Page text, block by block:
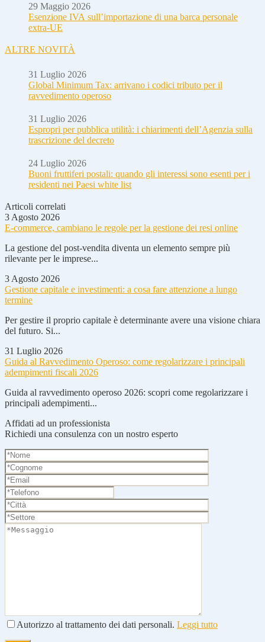
29 Maggio 2026
Esenzione IVA sull’importazione di una barca personale
extra-UE
ALTRE NOVITÀ
31 Luglio 2026
Global Minimum Tax: arrivano i codici tributo per il
ravvedimento operoso
31 Luglio 2026
Espropri per pubblica utilità: i chiarimenti dell’Agenzia sulla
trascrizione del decreto
24 Luglio 2026
Buoni fruttiferi postali: quando gli interessi sono esenti per i
residenti nei Paesi white list
Articoli correlati
3 Agosto 2026
E-commerce, cambiano le regole per la gestione dei resi online
La gestione del post-vendita diventa un elemento sempre più
rilevante per le imprese...
3 Agosto 2026
Gestione capitale e investimenti: a cosa fare attenzione a lungo
termine
Per gestire il proprio capitale è determinante avere una visione chiara
del futuro. Si...
31 Luglio 2026
Guida al Ravvedimento Operoso: come regolarizzare i principali
adempimenti fiscali 2026
Guida al ravvedimento operoso 2026: scopri come regolarizzare i
principali adempimenti...
Affidati ad un professionista
Richiedi una consulenza con un nostro esperto
Autorizzo al trattamento dei dati personali. Leggi tutto